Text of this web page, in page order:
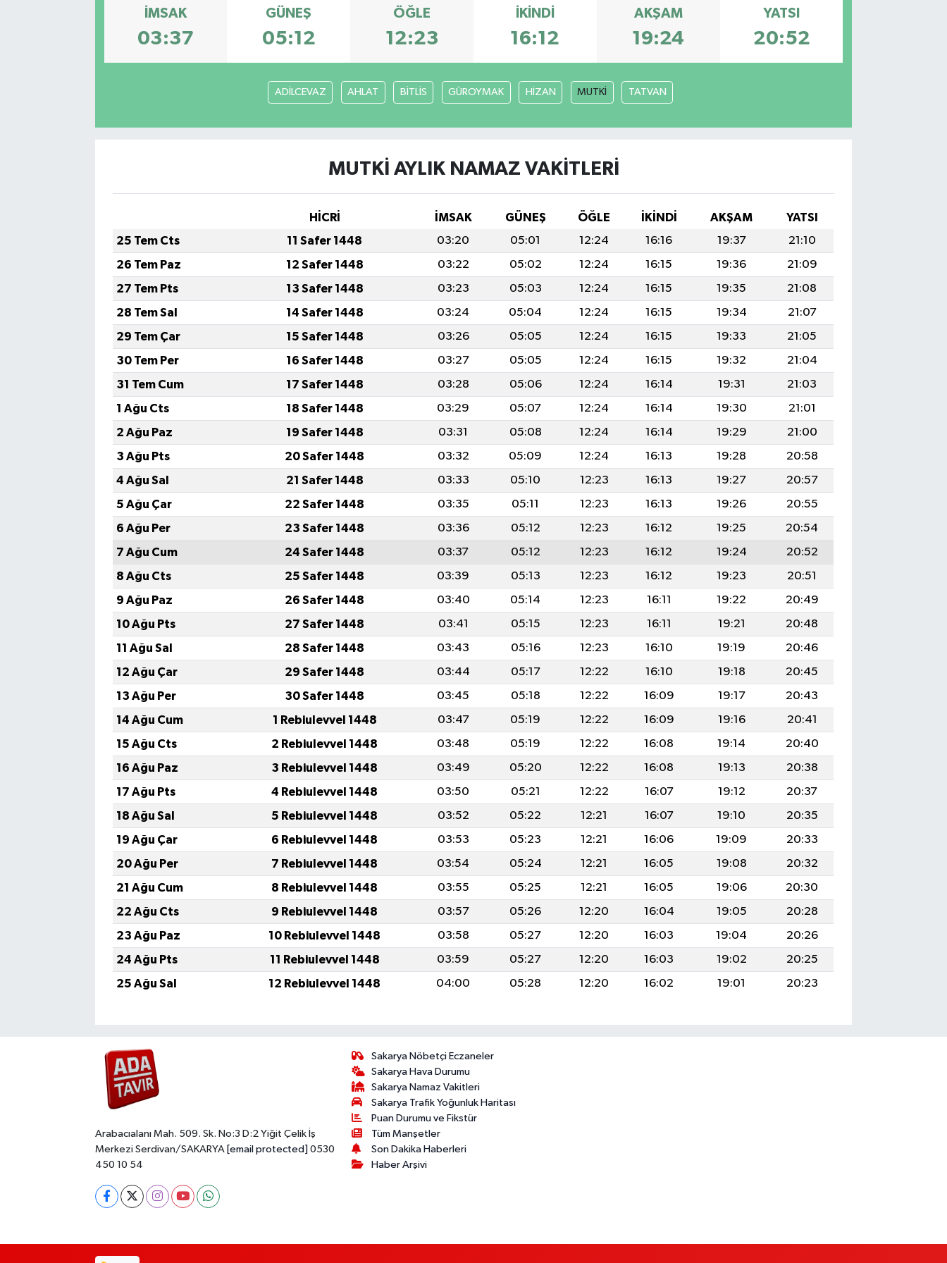
İMSAK
03:37
GÜNEŞ
05:12
ÖĞLE
12:23
İKINDI
16:12
AKŞAM
19:24
YATSI
20:52
ADİLCEVAZ AHLAT BİTLİS GÜROYMAK HİZAN MUTKİ TATVAN
MUTKİ AYLIK NAMAZ VAKITLERI
HİCRİ İMSAK GÜNEŞ ÖĞLE İKINDI AKŞAM
YATSI
25 Tem Cts
11 Safer 1448 03:20 05:01 12:24 16:16 19:37
21:10
26 Tem Paz
12 Safer 1448 03:22 05:02 12:24 16:15 19:36
21:09
27 Tem Pts
13 Safer 1448 03:23 05:03 12:24 16:15 19:35
21:08
28 Tem Sal
14 Safer 1448 03:24 05:04 12:24 16:15 19:34
21:07
29 Tem Çar
15 Safer 1448 03:26 05:05 12:24 16:15 19:33
21:05
30 Tem Per
16 Safer 1448 03:27 05:05 12:24 16:15 19:32
21:04
31 Tem Cum
17 Safer 1448 03:28 05:06 12:24 16:14 19:31
21:03
1 Ağu Cts
18 Safer 1448 03:29 05:07 12:24 16:14 19:30
21:01
2 Ağu Paz
19 Safer 1448 03:31 05:08 12:24 16:14 19:29
21:00
3 Ağu Pts
20 Safer 1448 03:32 05:09 12:24 16:13 19:28
20:58
4 Ağu Sal
21 Safer 1448 03:33 05:10 12:23 16:13 19:27
20:57
5 Ağu Çar
22 Safer 1448 03:35 05:11 12:23 16:13 19:26
20:55
6 Ağu Per
23 Safer 1448 03:36 05:12 12:23 16:12 19:25
20:54
7 Ağu Cum
24 Safer 1448 03:37 05:12 12:23 16:12 19:24
20:52
8 Ağu Cts
25 Safer 1448 03:39 05:13 12:23 16:12 19:23
20:51
9 Ağu Paz
26 Safer 1448 03:40 05:14 12:23 16:11 19:22
20:49
10 Ağu Pts
27 Safer 1448 03:41 05:15 12:23 16:11 19:21
20:48
11 Ağu Sal
28 Safer 1448 03:43 05:16 12:23 16:10 19:19
20:46
12 Ağu Çar
29 Safer 1448 03:44 05:17 12:22 16:10 19:18
20:45
13 Ağu Per
30 Safer 1448 03:45 05:18 12:22 16:09 19:17
20:43
14 Ağu Cum
1 Rebiulevvel 1448 03:47 05:19 12:22 16:09 19:16
20:41
15 Ağu Cts
2 Rebiulevvel 1448 03:48 05:19 12:22 16:08 19:14
20:40
16 Ağu Paz
3 Rebiulevvel 1448 03:49 05:20 12:22 16:08 19:13
20:38
17 Ağu Pts
4 Rebiulevvel 1448 03:50 05:21 12:22 16:07 19:12
20:37
18 Ağu Sal
5 Rebiulevvel 1448 03:52 05:22 12:21 16:07 19:10
20:35
19 Ağu Çar
6 Rebiulevvel 1448 03:53 05:23 12:21 16:06 19:09
20:33
20 Ağu Per
7 Rebiulevvel 1448 03:54 05:24 12:21 16:05 19:08
20:32
21 Ağu Cum
8 Rebiulevvel 1448 03:55 05:25 12:21 16:05 19:06
20:30
22 Ağu Cts
9 Rebiulevvel 1448 03:57 05:26 12:20 16:04 19:05
20:28
23 Ağu Paz
10 Rebiulevvel 1448 03:58 05:27 12:20 16:03 19:04
20:26
24 Ağu Pts
11 Rebiulevvel 1448 03:59 05:27 12:20 16:03 19:02
20:25
25 Ağu Sal
12 Rebiulevvel 1448 04:00 05:28 12:20 16:02 19:01 20:23
Arabacıalanı Mah. 509. Sk. No:3 D:2 Yiğit Çelik İş
Merkezi Serdivan/SAKARYA [email protected] 0530
450 10 54
Sakarya Nöbetçi Eczaneler
Sakarya Hava Durumu
Sakarya Namaz Vakitleri
Sakarya Trafik Yoğunluk Haritası
Puan Durumu ve Fikstür
Tüm Manşetler
Son Dakika Haberleri
Haber Arşivi